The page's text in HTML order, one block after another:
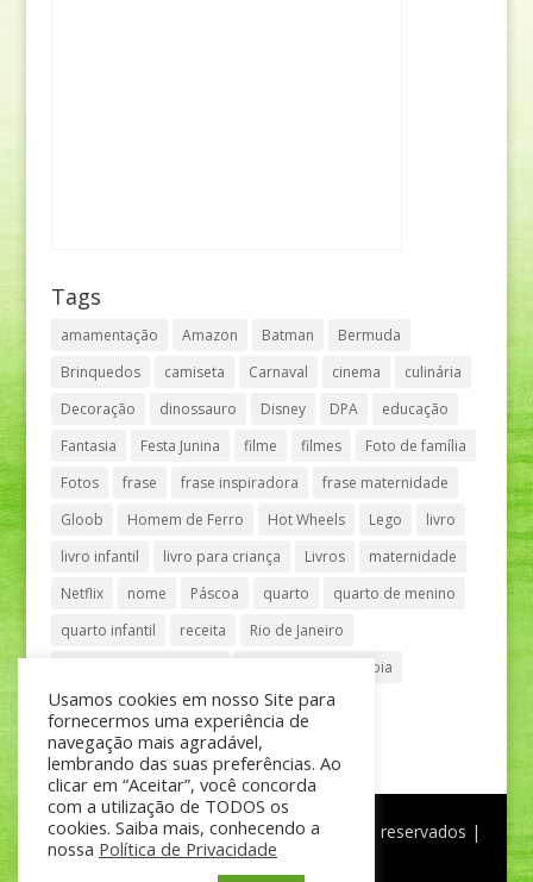
Tags
amamentação Amazon Batman
Bermuda
Brinquedos
camiseta Carnaval cinema
culinária
Decoração
dinossauro Disney DPA
educação
Fantasia
Festa Junina filme filmes
Foto de família
Fotos
frase frase inspiradora
frase maternidade
Gloob
Homem de Ferro Hot Wheels Lego
livro
livro infantil
livro para criança Livros
maternidade
Netflix
nome Páscoa quarto
quarto de menino
quarto infantil
receita
Rio de Janeiro
Shopping Vila Olímpia
São Paulo
teatro tênis
®Mãe de Menino | © Todos os direitos reservados |
Política de Privacidade
Usamos cookies em nosso Site para
fornecermos uma experiência de
navegação mais agradável,
lembrando das suas preferências. Ao
clicar em “Aceitar”, você concorda
com a utilização de TODOS os
cookies. Saiba mais, conhecendo a
nossa Política de Privacidade